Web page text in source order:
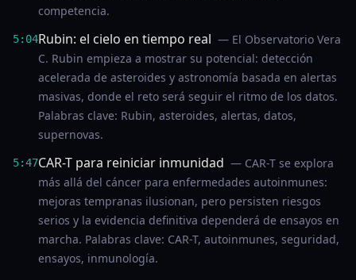
competencia.
5:04Rubin: el cielo en tiempo real — El Observatorio Vera
C. Rubin empieza a mostrar su potencial: detección
acelerada de asteroides y astronomía basada en alertas
masivas, donde el reto será seguir el ritmo de los datos.
Palabras clave: Rubin, asteroides, alertas, datos,
supernovas.
5:47CAR-T para reiniciar inmunidad — CAR-T se explora
más allá del cáncer para enfermedades autoinmunes:
mejoras tempranas ilusionan, pero persisten riesgos
serios y la evidencia definitiva dependerá de ensayos en
marcha. Palabras clave: CAR-T, autoinmunes, seguridad,
ensayos, inmunología.